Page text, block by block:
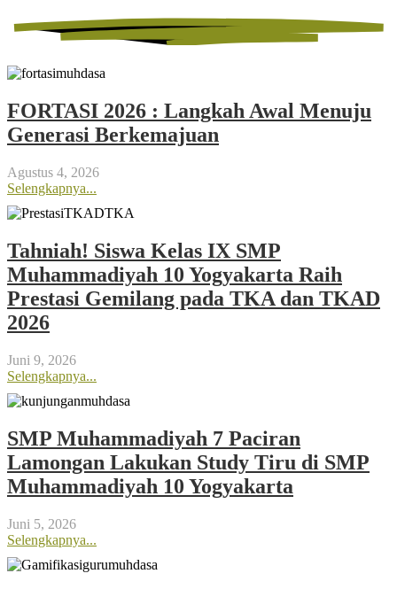
FORTASI 2026 : Langkah Awal Menuju
Generasi Berkemajuan
Agustus 4, 2026
Selengkapnya...
Tahniah! Siswa Kelas IX SMP
Muhammadiyah 10 Yogyakarta Raih
Prestasi Gemilang pada TKA dan TKAD
2026
Juni 9, 2026
Selengkapnya...
SMP Muhammadiyah 7 Paciran
Lamongan Lakukan Study Tiru di SMP
Muhammadiyah 10 Yogyakarta
Juni 5, 2026
Selengkapnya...